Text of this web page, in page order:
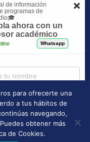
Política de Cookies
de anuncios
| 2026 | Todos los
para ofrecerte una
a tus hábitos de
navegando,
obtener más
de Cookies.
de información
programas de
ahora con un
académico
Whatsapp
chat